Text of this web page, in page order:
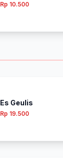
Rp 10.500
Es Geulis
Rp 19.500